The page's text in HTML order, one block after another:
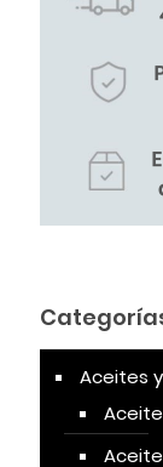
Aceites
Aceite